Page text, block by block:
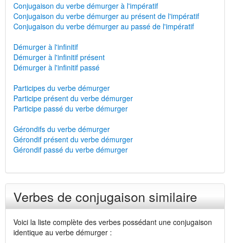
Conjugaison du verbe démurger à l'impératif
Conjugaison du verbe démurger au présent de l'impératif
Conjugaison du verbe démurger au passé de l'impératif
Démurger à l'infinitif
Démurger à l'infinitif présent
Démurger à l'infinitif passé
Participes du verbe démurger
Participe présent du verbe démurger
Participe passé du verbe démurger
Gérondifs du verbe démurger
Gérondif présent du verbe démurger
Gérondif passé du verbe démurger
Verbes de conjugaison similaire
Voici la liste complète des verbes possédant une conjugaison
identique au verbe démurger :